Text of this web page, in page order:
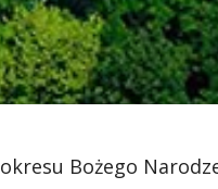
Bożego